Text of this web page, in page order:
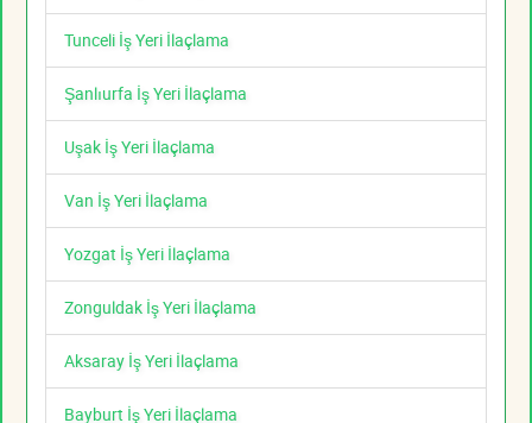
Tunceli İş Yeri İlaçlama
Şanlıurfa İş Yeri İlaçlama
Uşak İş Yeri İlaçlama
Van İş Yeri İlaçlama
Yozgat İş Yeri İlaçlama
Zonguldak İş Yeri İlaçlama
Aksaray İş Yeri İlaçlama
Bayburt İş Yeri İlaçlama